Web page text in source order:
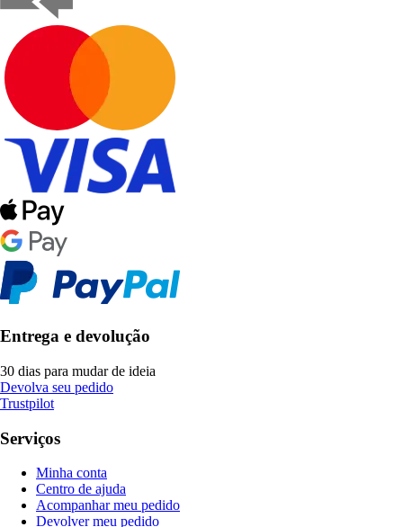
Entrega e devolução
30 dias para mudar de ideia
Devolva seu pedido
Trustpilot
Serviços
Minha conta
Centro de ajuda
Acompanhar meu pedido
Devolver meu pedido